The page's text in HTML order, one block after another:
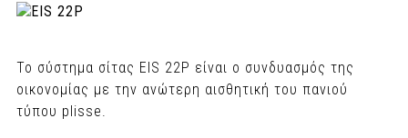
Το σύστημα σίτας EIS 22P είναι ο συνδυασμός της
οικονομίας με την ανώτερη αισθητική του πανιού
τύπου plisse.